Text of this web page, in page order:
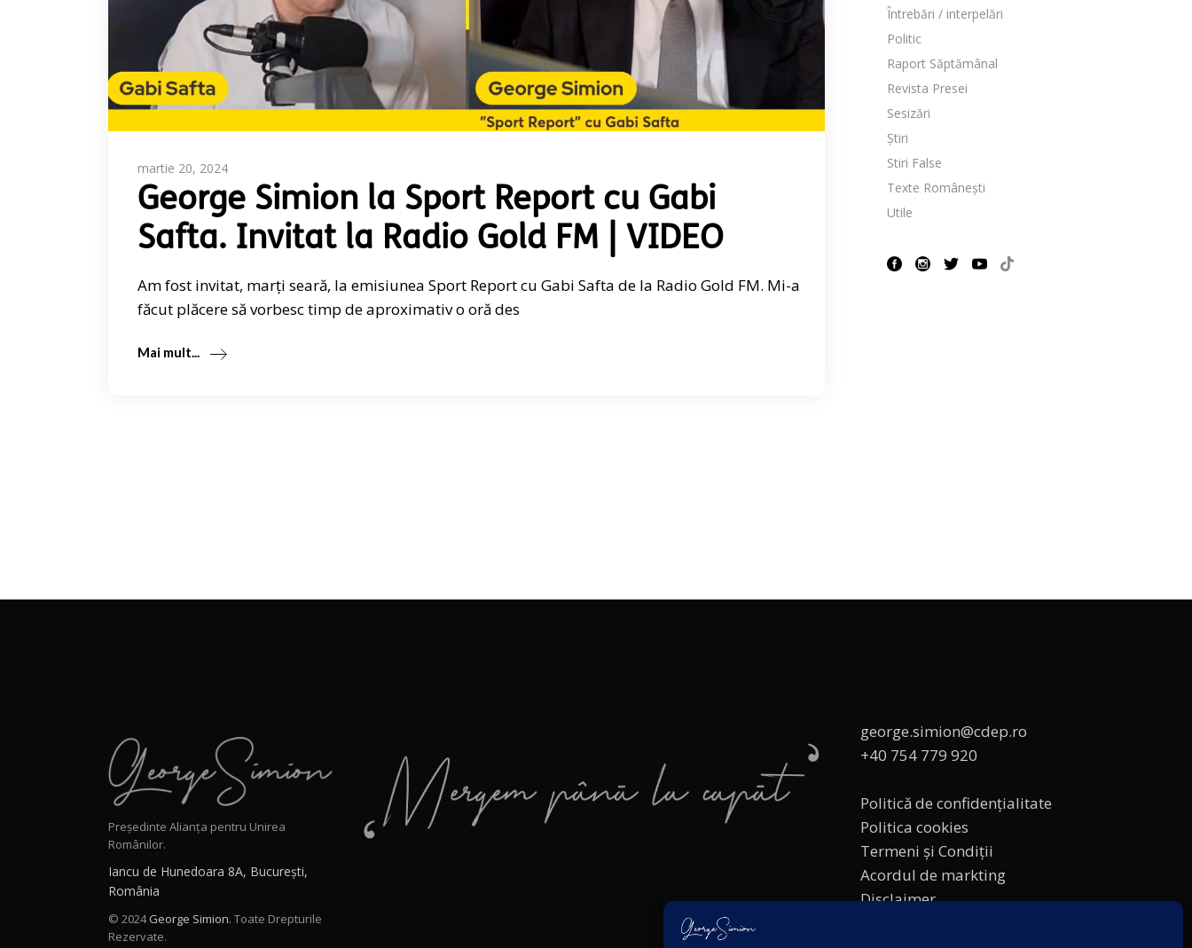
martie 20, 2024
George Simion la Sport Report cu Gabi
Safta. Invitat la Radio Gold FM | VIDEO
Am fost invitat, marți seară, la emisiunea Sport Report cu Gabi Safta de la Radio Gold FM. Mi-a
făcut plăcere să vorbesc timp de aproximativ o oră des
Mai mult...
Întrebări / interpelări
Politic
Raport Săptămânal
Revista Presei
Sesizări
Știri
Stiri False
Texte Românești
Utile
Președinte Alianța pentru Unirea
Românilor.
Iancu de Hunedoara 8A, București,
România
© 2024George Simion. Toate Drepturile
Rezervate.
george.simion@cdep.ro
+40 754 779 920
Politică de confidențialitate
Politica cookies
Termeni și Condiții
Acordul de markting
Disclaimer